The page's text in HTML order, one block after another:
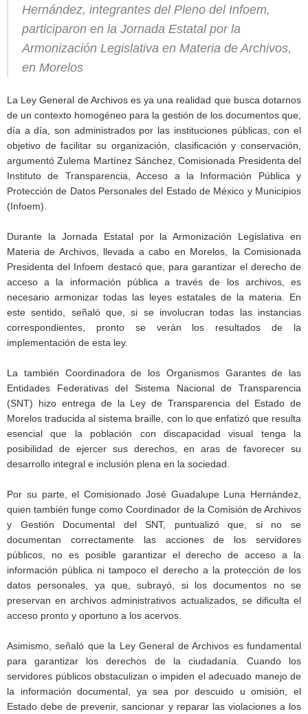
Hernández, integrantes del Pleno del Infoem,
participaron en la Jornada Estatal por la
Armonización Legislativa en Materia de Archivos,
en Morelos
La Ley General de Archivos es ya una realidad que busca dotarnos
de un contexto homogéneo para la gestión de los documentos que,
día a día, son administrados por las instituciones públicas, con el
objetivo de facilitar su organización, clasificación y conservación,
argumentó Zulema Martínez Sánchez, Comisionada Presidenta del
Instituto de Transparencia, Acceso a la Información Pública y
Protección de Datos Personales del Estado de México y Municipios
(Infoem).
Durante la Jornada Estatal por la Armonización Legislativa en
Materia de Archivos, llevada a cabo en Morelos, la Comisionada
Presidenta del Infoem destacó que, para garantizar el derecho de
acceso a la información pública a través de los archivos, es
necesario armonizar todas las leyes estatales de la materia. En
este sentido, señaló que, si se involucran todas las instancias
correspondientes, pronto se verán los resultados de la
implementación de esta ley.
La también Coordinadora de los Organismos Garantes de las
Entidades Federativas del Sistema Nacional de Transparencia
(SNT) hizo entrega de la Ley de Transparencia del Estado de
Morelos traducida al sistema braille, con lo que enfatizó que resulta
esencial que la población con discapacidad visual tenga la
posibilidad de ejercer sus derechos, en aras de favorecer su
desarrollo integral e inclusión plena en la sociedad.
Por su parte, el Comisionado José Guadalupe Luna Hernández,
quien también funge como Coordinador de la Comisión de Archivos
y Gestión Documental del SNT, puntualizó que, si no se
documentan correctamente las acciones de los servidores
públicos, no es posible garantizar el derecho de acceso a la
información pública ni tampoco el derecho a la protección de los
datos personales, ya que, subrayó, si los documentos no se
preservan en archivos administrativos actualizados, se dificulta el
acceso pronto y oportuno a los acervos.
Asimismo, señaló que la Ley General de Archivos es fundamental
para garantizar los derechos de la ciudadanía. Cuando los
servidores públicos obstaculizan o impiden el adecuado manejo de
la información documental, ya sea por descuido u omisión, el
Estado debe de prevenir, sancionar y reparar las violaciones a los